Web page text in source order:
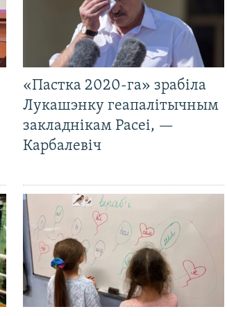
«Пастка 2020-га» зрабіла
Лукашэнку геапалітычным
закладнікам Расеі, —
Карбалевіч